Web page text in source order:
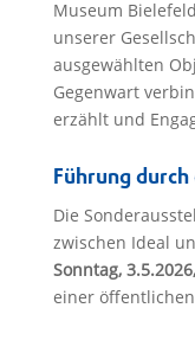
Museum
unserer
ausgewählten
Gegenwart
erzählt und
Führung
Die
zwischen Ideal
Sonntag,
einer